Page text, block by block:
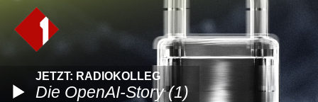
JETZT: RADIOKOLLEG
Die OpenAI-Story (1)